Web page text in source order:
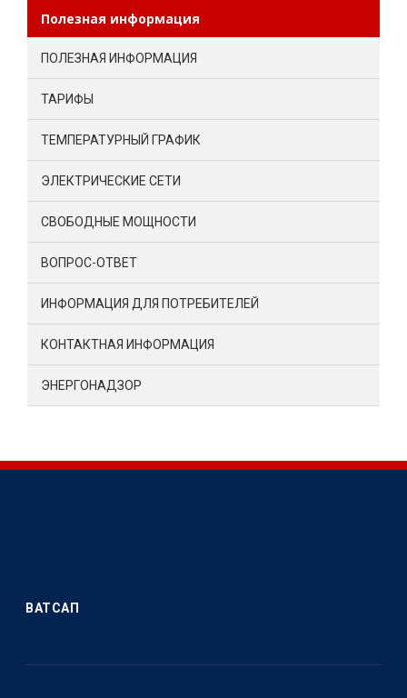
Полезная информация
ПОЛЕЗНАЯ ИНФОРМАЦИЯ
ТАРИФЫ
ТЕМПЕРАТУРНЫЙ ГРАФИК
ЭЛЕКТРИЧЕСКИЕ СЕТИ
СВОБОДНЫЕ МОЩНОСТИ
ВОПРОС-ОТВЕТ
ИНФОРМАЦИЯ ДЛЯ ПОТРЕБИТЕЛЕЙ
КОНТАКТНАЯ ИНФОРМАЦИЯ
ЭНЕРГОНАДЗОР
ВАТСАП